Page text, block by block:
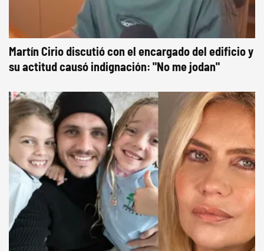
Martín Cirio discutió con el encargado del edificio y
su actitud causó indignación: "No me jodan"